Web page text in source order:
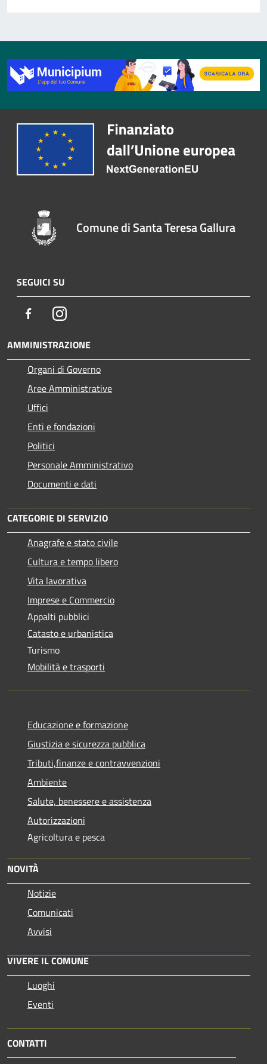
Comune di Santa Teresa Gallura
SEGUICI SU
FacebookInstagram
AMMINISTRAZIONE
Organi di Governo
Aree Amministrative
Uffici
Enti e fondazioni
Politici
Personale Amministrativo
Documenti e dati
CATEGORIE DI SERVIZIO
Anagrafe e stato civile
Cultura e tempo libero
Vita lavorativa
Imprese e Commercio
Appalti pubblici
Catasto e urbanistica
Turismo
Mobilità e trasporti
Educazione e formazione
Giustizia e sicurezza pubblica
Tributi,finanze e contravvenzioni
Ambiente
Salute, benessere e assistenza
Autorizzazioni
Agricoltura e pesca
NOVITÀ
Notizie
Comunicati
Avvisi
VIVERE IL COMUNE
Luoghi
Eventi
CONTATTI